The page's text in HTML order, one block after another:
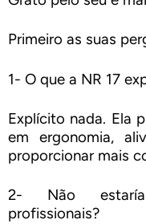
Primeiro as suas
1- O que a NR 17
Explícito nada. Ela
em ergonomia,
proporcionar mais
2- Não
profissionais?